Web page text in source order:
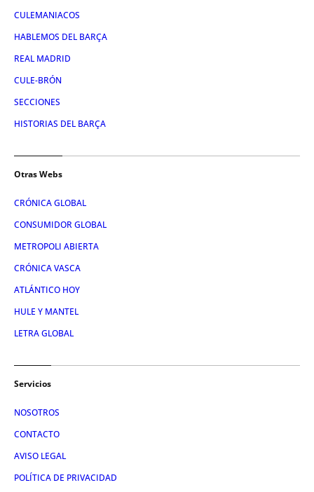
CULEMANIACOS
HABLEMOS DEL BARÇA
REAL MADRID
CULE-BRÓN
SECCIONES
HISTORIAS DEL BARÇA
Otras Webs
CRÓNICA GLOBAL
CONSUMIDOR GLOBAL
METROPOLI ABIERTA
CRÓNICA VASCA
ATLÁNTICO HOY
HULE Y MANTEL
LETRA GLOBAL
Servicios
NOSOTROS
CONTACTO
AVISO LEGAL
POLÍTICA DE PRIVACIDAD